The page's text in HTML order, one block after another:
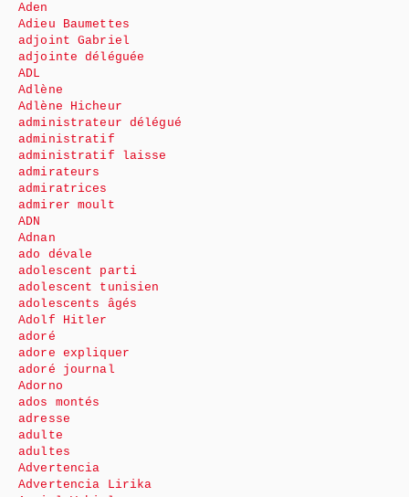
Aden
Adieu Baumettes
adjoint Gabriel
adjointe déléguée
ADL
Adlène
Adlène Hicheur
administrateur délégué
administratif
administratif laisse
admirateurs
admiratrices
admirer moult
ADN
Adnan
ado dévale
adolescent parti
adolescent tunisien
adolescents âgés
Adolf Hitler
adoré
adore expliquer
adoré journal
Adorno
ados montés
adresse
adulte
adultes
Advertencia
Advertencia Lirika